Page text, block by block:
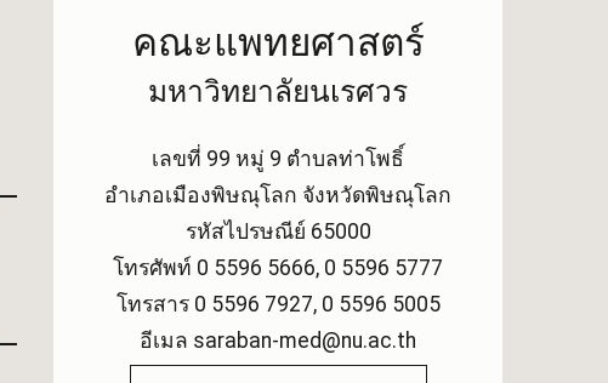
คณะแพทยศาสตร์
มหาวิทยาลัยนเรศวร
เลขที่ 99 หมู่ 9 ตำบลท่าโพธิ์
อำเภอเมืองพิษณุโลก จังหวัดพิษณุโลก
รหัสไปรษณีย์ 65000
โทรศัพท์ 0 5596 5666, 0 5596 5777
โทรสาร 0 5596 7927, 0 5596 5005
อีเมล saraban-med@nu.ac.th